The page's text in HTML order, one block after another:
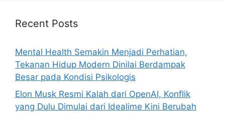
h
r
:
Recent Posts
Mental Health Semakin Menjadi Perhatian,
Tekanan Hidup Modern Dinilai Berdampak
Besar pada Kondisi Psikologis
Elon Musk Resmi Kalah dari OpenAI, Konflik
yang Dulu Dimulai dari Idealime Kini Berubah